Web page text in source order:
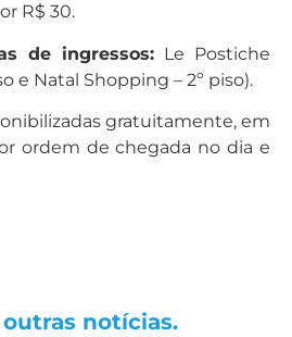
R$ 30.
de ingressos: Le Postiche
e Natal Shopping – 2º piso).
gratuitamente, em
ordem de chegada no dia e
notícias.